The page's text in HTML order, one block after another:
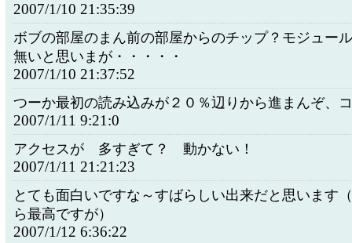
2007/1/10 21:35:39
ボブの部屋のまん前の部屋からのチップ？モジュー
無いと思いまが・・・・・
2007/1/10 21:37:52
つーか最初の読み込みが２０％辺りから進まんぞ、
2007/1/11 9:21:0
アクセスが 多すぎて？ 動かない！
2007/1/11 21:21:23
とても面白いですな～すばらしい出来だと思います
ら最高ですが）
2007/1/12 6:36:22